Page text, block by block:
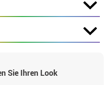
Sie Ihren Look